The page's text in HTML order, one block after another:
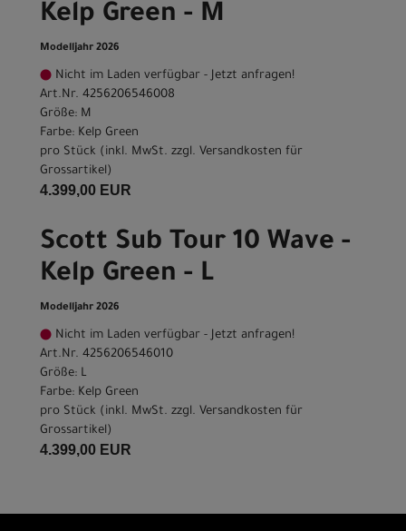
Kelp Green - M
Modelljahr 2026
Nicht im Laden verfügbar - Jetzt anfragen!
Art.Nr. 4256206546008
Größe: M
Farbe: Kelp Green
pro Stück (inkl. MwSt. zzgl. Versandkosten für
Grossartikel)
4.399,00 EUR
Scott Sub Tour 10 Wave -
Kelp Green - L
Modelljahr 2026
Nicht im Laden verfügbar - Jetzt anfragen!
Art.Nr. 4256206546010
Größe: L
Farbe: Kelp Green
pro Stück (inkl. MwSt. zzgl. Versandkosten für
Grossartikel)
4.399,00 EUR